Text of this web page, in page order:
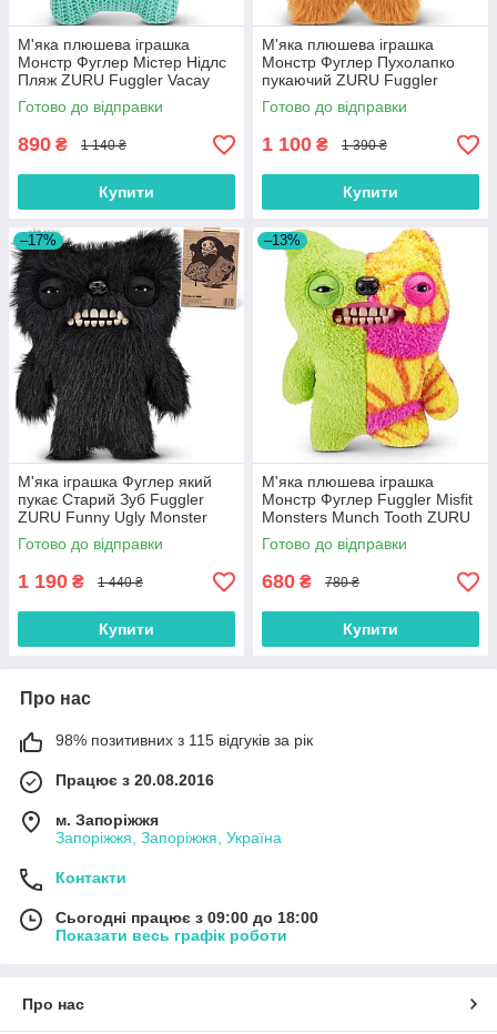
М'яка плюшева іграшка
Монстр Фуглер Містер Нідлс
Пляж ZURU Fuggler Vacay
Vibes 15714D
Готово до відправки
890 ₴ 1 140 ₴
Купити
М'яка плюшева іграшка
Монстр Фуглер Пухолапко
пукаючий ZURU Fuggler
Underoo Mcgoo 15728E
Готово до відправки
1 100 ₴ 1 390 ₴
Купити
–17%
М'яка іграшка Фуглер який
пукає Старий Зуб Fuggler
ZURU Funny Ugly Monster
15728A
Готово до відправки
1 190 ₴ 1 440 ₴
Купити
–13%
М'яка плюшева іграшка
Монстр Фуглер Fuggler Misfit
Monsters Munch Tooth ZURU
15726M
Готово до відправки
680 ₴ 780 ₴
Купити
Про нас
98% позитивних з 115 відгуків за рік
Працює з 20.08.2016
м. Запоріжжя
Запоріжжя, Запоріжжя, Україна
Контакти
Сьогодні працює з 09:00 до 18:00
Показати весь графік роботи
Про нас